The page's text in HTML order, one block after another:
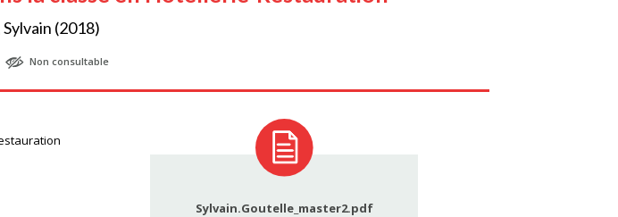
(2018)
Non consultable
Sylvain.Goutelle_master2.pdf